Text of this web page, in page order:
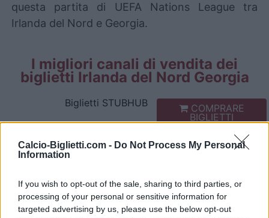
Calcio-Biglietti.com - Do Not Process My Personal
Information
If you wish to opt-out of the sale, sharing to third parties, or
processing of your personal or sensitive information for
targeted advertising by us, please use the below opt-out
questa partita di UEFA Nations League tra
Irlanda del Nord e Georgia.
I migliori canali di vendita dei
biglietti Irlanda del Nord Georgia
Biglietti STUBHUB COMPRARE
BIGLIETTI
Biglietti
SPORT365EVENTS COMPRARE
Nessun biglietto a
FOOTBALLTICKETPAD
BigliettiVIAGOGO COMPRARE